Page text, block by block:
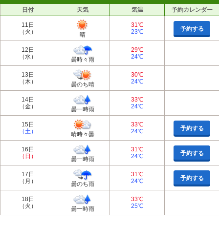
日付 天気 気温 予約カレンダー
11日
（火）
晴
31℃
23℃
予約する
12日
（水）
曇時々雨
29℃
24℃
13日
（木）
曇のち晴
30℃
24℃
14日
（金）
曇一時雨
33℃
24℃
15日
（土）
晴時々曇
33℃
24℃
予約する
16日
（日）
曇一時雨
31℃
24℃
予約する
17日
（月）
曇のち雨
31℃
24℃
予約する
18日
（火）
曇一時雨
33℃
25℃